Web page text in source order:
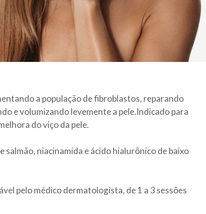
a população de fibroblastos, reparando
e volumizando levemente a pele.Indicado para
do viço da pele.
salmão, niacinamida e ácido hialurônico de baixo
pelo médico dermatologista, de 1 a 3 sessões